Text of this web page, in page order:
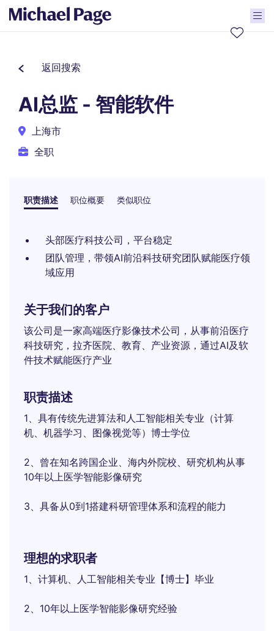
返回搜索
AI总监 - 智能软件
上海市
全职
职责描述 职位概要 类似职位
头部医疗科技公司，平台稳定
团队管理，带领AI前沿科技研究团队赋能医疗领
域应用
关于我们的客户
该公司是一家高端医疗影像技术公司，从事前沿医疗
科技研究，拉齐医院、教育、产业资源，通过AI及软
件技术赋能医疗产业
职责描述
1、具有传统先进算法和人工智能相关专业（计算
机、机器学习、图像视觉等）博士学位
2、曾在知名跨国企业、海内外院校、研究机构从事
10年以上医学智能影像研究
3、具备从0到1搭建科研管理体系和流程的能力
理想的求职者
1、计算机、人工智能相关专业【博士】毕业
2、10年以上医学智能影像研究经验